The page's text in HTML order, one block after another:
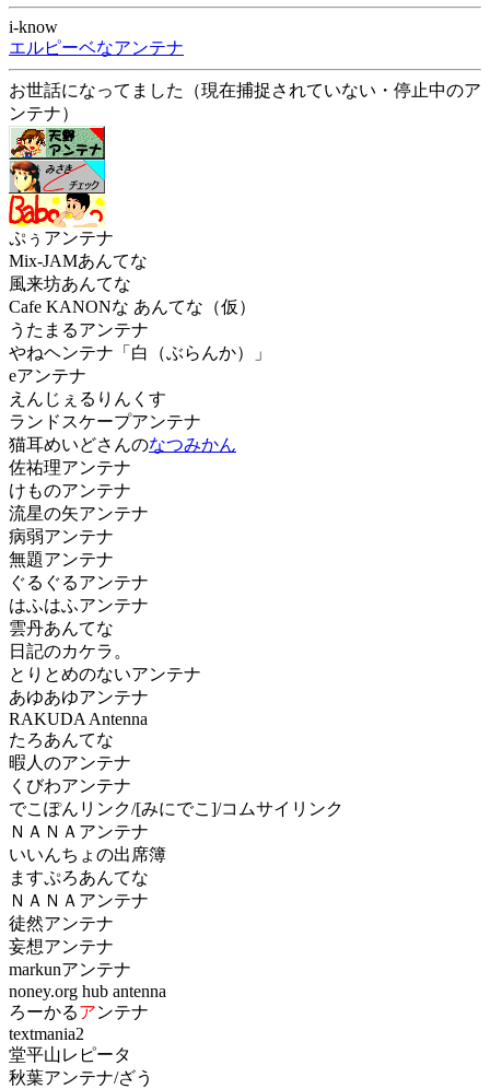
i-know
エルピーベなアンテナ
お世話になってました（現在捕捉されていない・停止中のア
ンテナ）
ぷぅアンテナ
Mix-JAMあんてな
風来坊あんてな
Cafe KANONな あんてな（仮）
うたまるアンテナ
やねヘンテナ「白（ぶらんか）」
eアンテナ
えんじぇるりんくす
ランドスケープアンテナ
猫耳めいどさんのなつみかん
佐祐理アンテナ
けものアンテナ
流星の矢アンテナ
病弱アンテナ
無題アンテナ
ぐるぐるアンテナ
はふはふアンテナ
雲丹あんてな
日記のカケラ。
とりとめのないアンテナ
あゆあゆアンテナ
RAKUDA Antenna
たろあんてな
暇人のアンテナ
くびわアンテナ
でこぽんリンク/[みにでこ]/コムサイリンク
ＮＡＮＡアンテナ
いいんちょの出席簿
ますぷろあんてな
ＮＡＮＡアンテナ
徒然アンテナ
妄想アンテナ
markunアンテナ
noney.org hub antenna
ろーかるアンテナ
textmania2
堂平山レピータ
秋葉アンテナ/ざう